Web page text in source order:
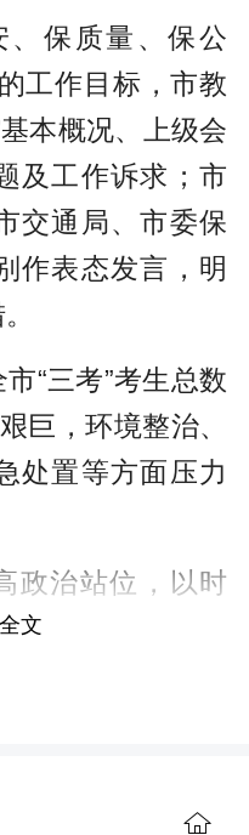
、保质量、保公
工作目标，市教
本概况、上级会
及工作诉求；市
交通局、市委保
作表态发言，明
“三考”考生总数
巨，环境整治、
处置等方面压力
政治站位，以时
“三考”，准确把
政治责任；要聚
三考”；要凝聚多
文